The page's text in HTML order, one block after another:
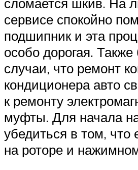
сервисе спокойно
подшипник и эта
особо дорогая.
случаи, что ремонт
кондиционера авто
к ремонту
муфты. Для начала
убедиться в том, что
на роторе и